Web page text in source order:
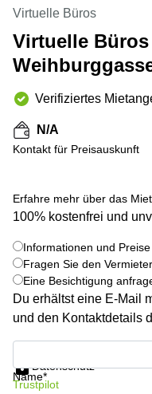
Salzburg
Business
Center
Salzburg
Coworking
Seminarraum
Salzburg
mieten
Graz
Business
Center
Graz
Coworking
Space
Graz
mieten
Linz
Wienerbergstraße
11/12A
Simmeringer
Hauptstrasse
Tabor
36
Strasse
7
Schottenring
16
Europaplatz
2 1150
Wien
Gertrude-
Sandner-
Straße
Virtuelle Büros
Virtuelle
Verifiziertes
N/A
Kontakt für Preisauskunft
Erfahre mehr über das
100% kostenfrei und
Informationen und
Fragen Sie den Vermieter
Eine Besichtigung
Du erhältst eine E-Mail
und den Kontaktdetails
Name*
Datenschutz
Trustpilot